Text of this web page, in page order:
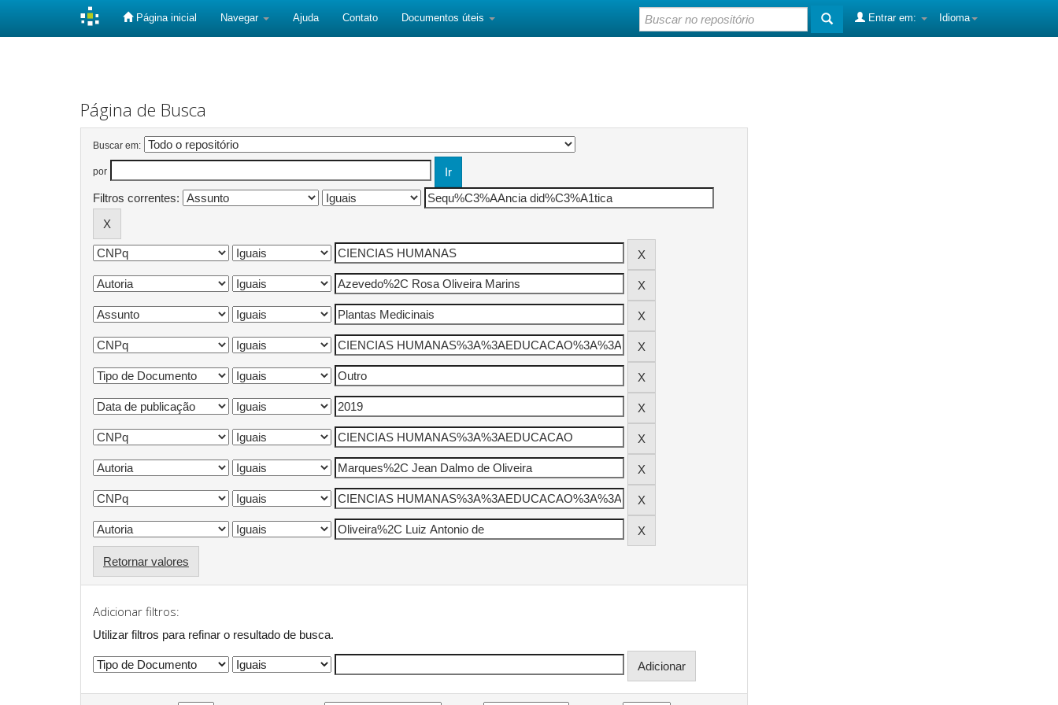
Página inicial Navegar Ajuda Contato Documentos úteis Idioma
Entrar em:
Página de Busca
Buscar em:
por
Filtros correntes:
Retornar valores
Adicionar filtros:
Utilizar filtros para refinar o resultado de busca.